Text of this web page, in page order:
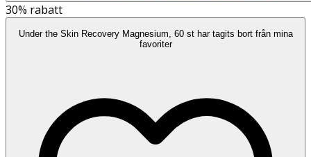
30% rabatt
Under the Skin Recovery Magnesium, 60 st har tagits bort från mina
favoriter